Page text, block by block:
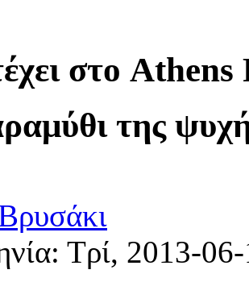
στο
της
Τρί, 2013-